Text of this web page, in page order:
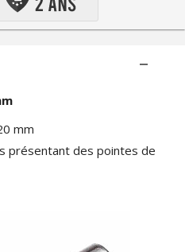
mm
présentant des pointes de